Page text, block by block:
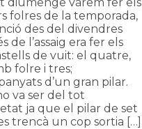
folres de la temporada,
des del divendres
de l’assaig era fer els
de vuit: el quatre,
folre i tres;
d’un gran pilar.
va ser del tot
ja que el pilar de set
trencà un cop sortia […]